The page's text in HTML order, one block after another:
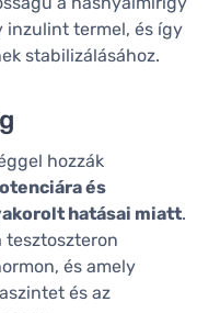
inzulint termel, és így
stabilizálásához.
hozzák
és
hatásai miatt.
tesztoszteron
és amely
és az